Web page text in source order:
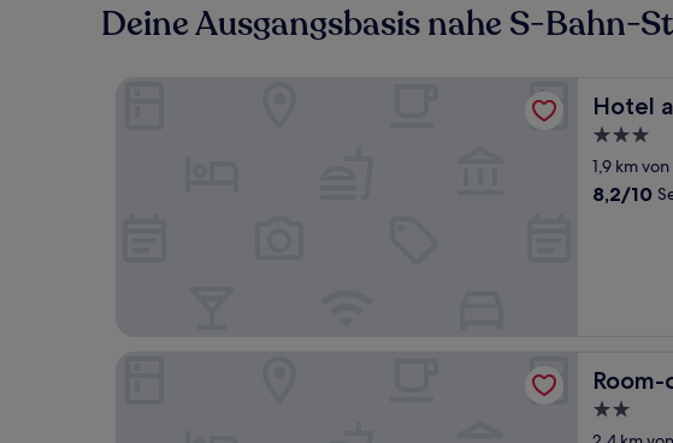
Deine Ausgangsbasis nahe S-Bahn-
Hotel
Hotel
3.0-
Sterne-
1,9 km
8.2
8,2/10
Room-
2.0-
Sterne-